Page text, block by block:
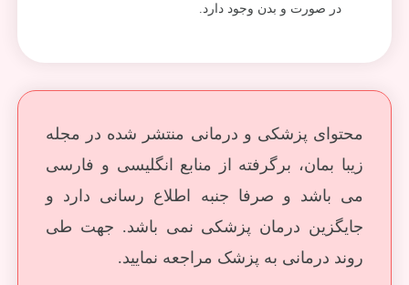
در صورت و بدن وجود دارد.
محتوای پزشکی و درمانی منتشر شده در مجله
زیبا بمان، برگرفته از منابع انگلیسی و فارسی
می باشد و صرفا جنبه اطلاع رسانی دارد و
جایگزین درمان پزشکی نمی باشد. جهت طی
روند درمانی به پزشک مراجعه نمایید.